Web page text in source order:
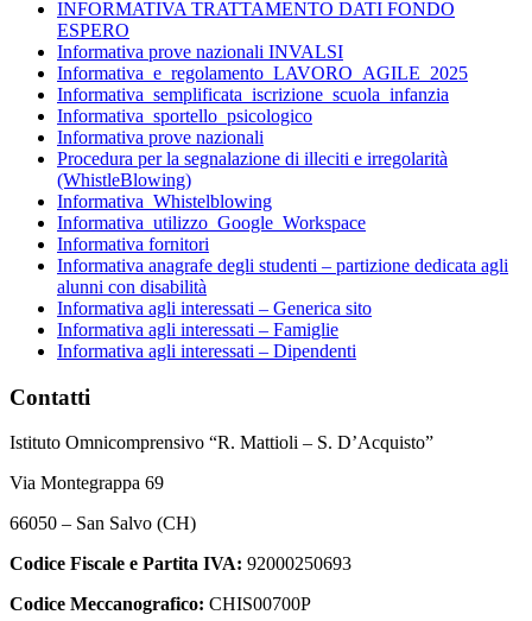
INFORMATIVA TRATTAMENTO DATI FONDO
ESPERO
Informativa prove nazionali INVALSI
Informativa_e_regolamento_LAVORO_AGILE_2025
Informativa_semplificata_iscrizione_scuola_infanzia
Informativa_sportello_psicologico
Informativa prove nazionali
Procedura per la segnalazione di illeciti e irregolarità
(WhistleBlowing)
Informativa_Whistelblowing
Informativa_utilizzo_Google_Workspace
Informativa fornitori
Informativa anagrafe degli studenti – partizione dedicata agli
alunni con disabilità
Informativa agli interessati – Generica sito
Informativa agli interessati – Famiglie
Informativa agli interessati – Dipendenti
Contatti
Istituto Omnicomprensivo “R. Mattioli – S. D’Acquisto”
Via Montegrappa 69
66050 – San Salvo (CH)
Codice Fiscale e Partita IVA: 92000250693
Codice Meccanografico: CHIS00700P